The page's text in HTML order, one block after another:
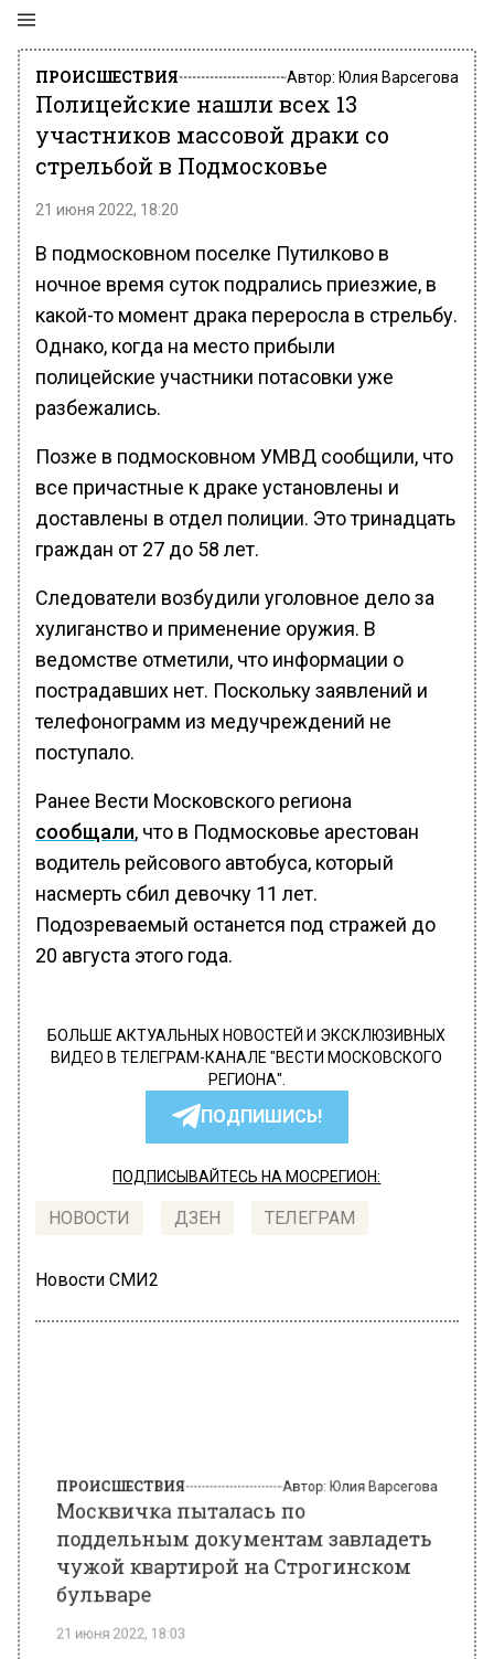
ПРОИСШЕСТВИЯ Автор: Юлия Варсегова
Полицейские нашли всех 13
участников массовой драки со
стрельбой в Подмосковье
21 июня 2022, 18:20
В подмосковном поселке Путилково в
ночное время суток подрались приезжие, в
какой-то момент драка переросла в стрельбу.
Однако, когда на место прибыли
полицейские участники потасовки уже
разбежались.
Позже в подмосковном УМВД сообщили, что
все причастные к драке установлены и
доставлены в отдел полиции. Это тринадцать
граждан от 27 до 58 лет.
Следователи возбудили уголовное дело за
хулиганство и применение оружия. В
ведомстве отметили, что информации о
пострадавших нет. Поскольку заявлений и
телефонограмм из медучреждений не
поступало.
Ранее Вести Московского региона
сообщали, что в Подмосковье арестован
водитель рейсового автобуса, который
насмерть сбил девочку 11 лет.
Подозреваемый останется под стражей до
20 августа этого года.
БОЛЬШЕ АКТУАЛЬНЫХ НОВОСТЕЙ И ЭКСКЛЮЗИВНЫХ
ВИДЕО В ТЕЛЕГРАМ-КАНАЛЕ "ВЕСТИ МОСКОВСКОГО
РЕГИОНА".
ПОДПИШИСЬ!
ПОДПИСЫВАЙТЕСЬ НА МОСРЕГИОН:
НОВОСТИ ДЗЕН ТЕЛЕГРАМ
Новости СМИ2
чужой квартирой на Строгинском
бульваре
21 июня 2022, 18:03
Московская прокуратура сообщила о
вынесенном приговоре для местной